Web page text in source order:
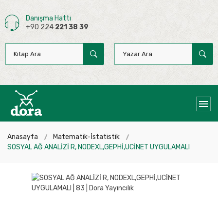
Danışma Hattı
+90 224 221 38 39
Anasayfa
Matematik-İstatistik
SOSYAL AĞ ANALİZİ R, NODEXL,GEPHİ,UCİNET UYGULAMALI